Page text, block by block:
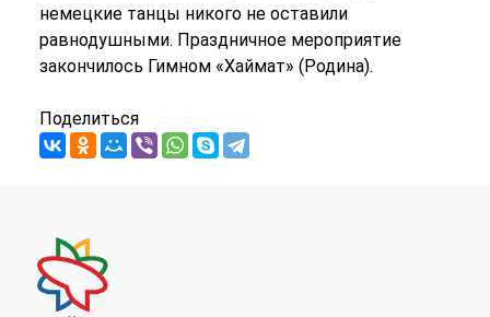
немецкие танцы никого не оставили
равнодушными. Праздничное мероприятие
закончилось Гимном «Хаймат» (Родина).
Поделиться